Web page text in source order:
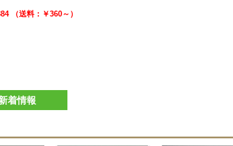
（送料：￥360～）
着情報